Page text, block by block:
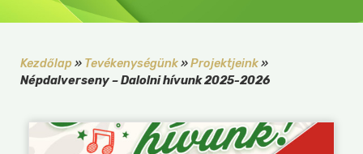
Kezdőlap » Tevékenységünk»Projektjeink»
Népdalverseny – Dalolni hívunk 2025-2026